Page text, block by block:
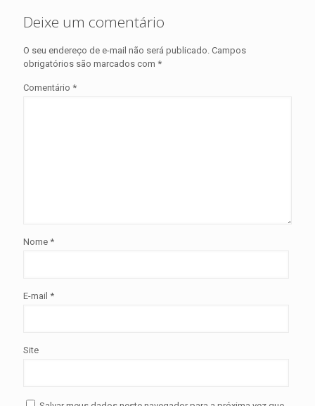
Deixe um comentário
O seu endereço de e-mail não será publicado. Campos
obrigatórios são marcados com *
Comentário *
Nome *
E-mail *
Site